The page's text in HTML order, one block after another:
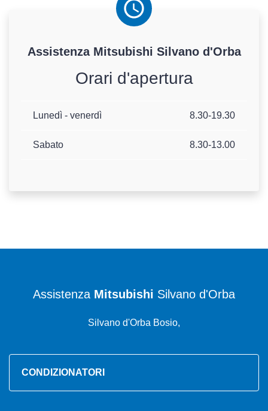
Assistenza Mitsubishi Silvano d'Orba
Orari d'apertura
Lunedì - venerdì 8.30-19.30
Sabato 8.30-13.00
Assistenza Mitsubishi Silvano d'Orba
Silvano d'Orba Bosio,
CONDIZIONATORI